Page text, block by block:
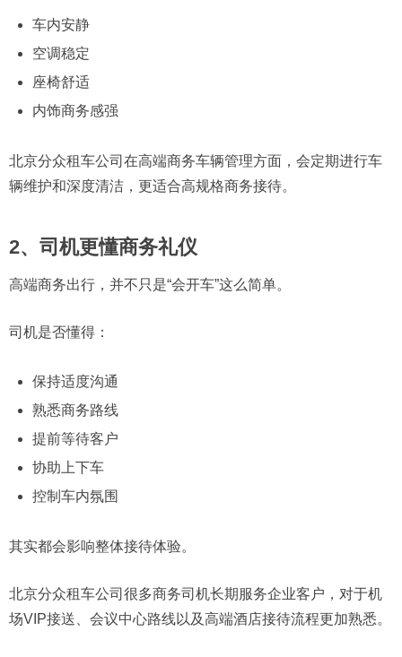
车内安静
空调稳定
座椅舒适
内饰商务感强
北京分众租车公司在高端商务车辆管理方面，会定期进行车
辆维护和深度清洁，更适合高规格商务接待。
2、司机更懂商务礼仪
高端商务出行，并不只是“会开车”这么简单。
司机是否懂得：
保持适度沟通
熟悉商务路线
提前等待客户
协助上下车
控制车内氛围
其实都会影响整体接待体验。
北京分众租车公司很多商务司机长期服务企业客户，对于机
场VIP接送、会议中心路线以及高端酒店接待流程更加熟悉。